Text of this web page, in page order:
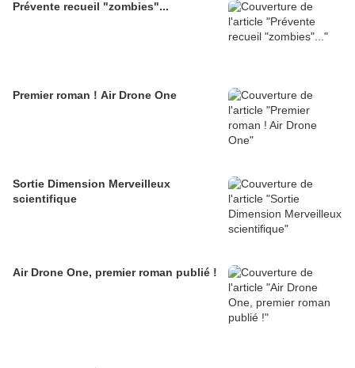
Prévente recueil "zombies"...
Premier roman ! Air Drone One
Sortie Dimension Merveilleux
scientifique
Air Drone One, premier roman publié !